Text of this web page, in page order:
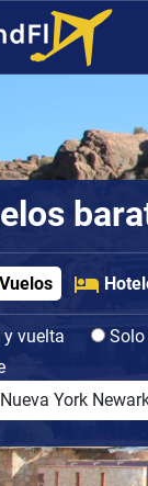
Vuelos
y vuelta